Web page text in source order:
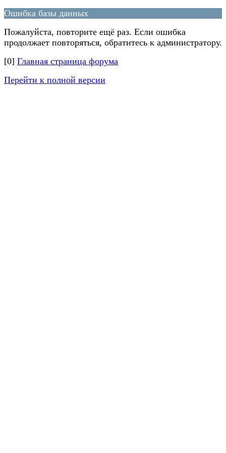
Ошибка базы данных
Пожалуйста, повторите ещё раз. Если ошибка
продолжает повторяться, обратитесь к администратору.
[0] Главная страница форума
Перейти к полной версии